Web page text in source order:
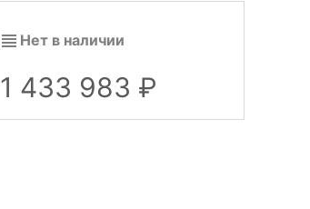
Нет в наличии
1 433 983